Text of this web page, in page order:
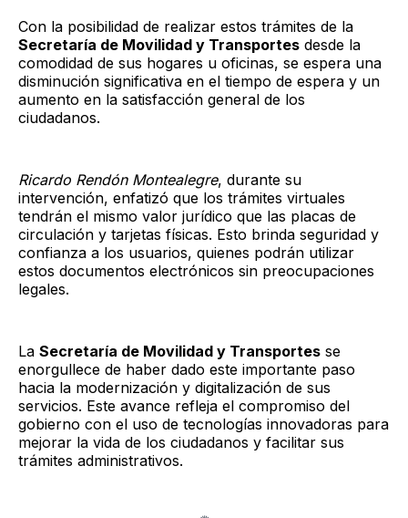
Con la posibilidad de realizar estos trámites de la
Secretaría de Movilidad y Transportes desde la
comodidad de sus hogares u oficinas, se espera una
disminución significativa en el tiempo de espera y un
aumento en la satisfacción general de los
ciudadanos.
Ricardo Rendón Montealegre, durante su
intervención, enfatizó que los trámites virtuales
tendrán el mismo valor jurídico que las placas de
circulación y tarjetas físicas. Esto brinda seguridad y
confianza a los usuarios, quienes podrán utilizar
estos documentos electrónicos sin preocupaciones
legales.
La Secretaría de Movilidad y Transportes se
enorgullece de haber dado este importante paso
hacia la modernización y digitalización de sus
servicios. Este avance refleja el compromiso del
gobierno con el uso de tecnologías innovadoras para
mejorar la vida de los ciudadanos y facilitar sus
trámites administrativos.